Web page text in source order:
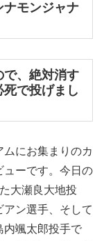
ナモンジャナ
で、絶対消す
で投げまし
にお集まりのカ
ューです。今日の
大瀬良大地投
ン選手、そして
内颯太郎投手で